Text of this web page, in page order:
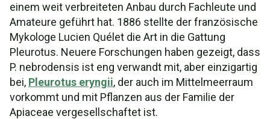
einem weit verbreiteten Anbau durch Fachleute und
Amateure geführt hat. 1886 stellte der französische
Mykologe Lucien Quélet die Art in die Gattung
Pleurotus. Neuere Forschungen haben gezeigt, dass
P. nebrodensis ist eng verwandt mit, aber einzigartig
bei, Pleurotus eryngii, der auch im Mittelmeerraum
vorkommt und mit Pflanzen aus der Familie der
Apiaceae vergesellschaftet ist.